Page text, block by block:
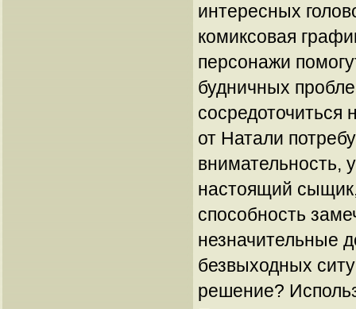
интересных
комиксовая
персонажи
будничных
сосредоточиться
от Натали
внимательность,
настоящий
способность
незначительные
безвыходных
решение?